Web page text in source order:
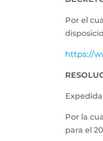
Por el
https://
Por la
para el